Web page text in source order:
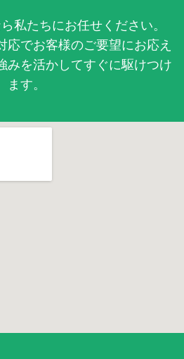
私たちにお任せください。
応でお客様のご要望にお応え
みを活かしてすぐに駆けつけ
ます。